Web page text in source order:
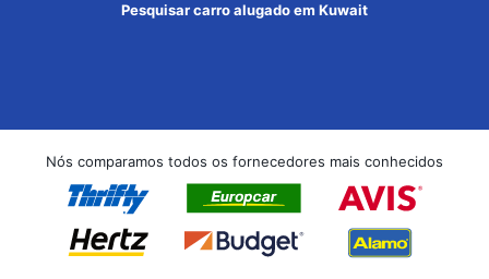
Pesquisar carro alugado em Kuwait
Nós comparamos todos os fornecedores mais conhecidos